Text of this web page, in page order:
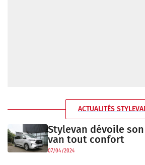
ACTUALITÉS
Stylevan dévoile
van tout confort
07/04/2024